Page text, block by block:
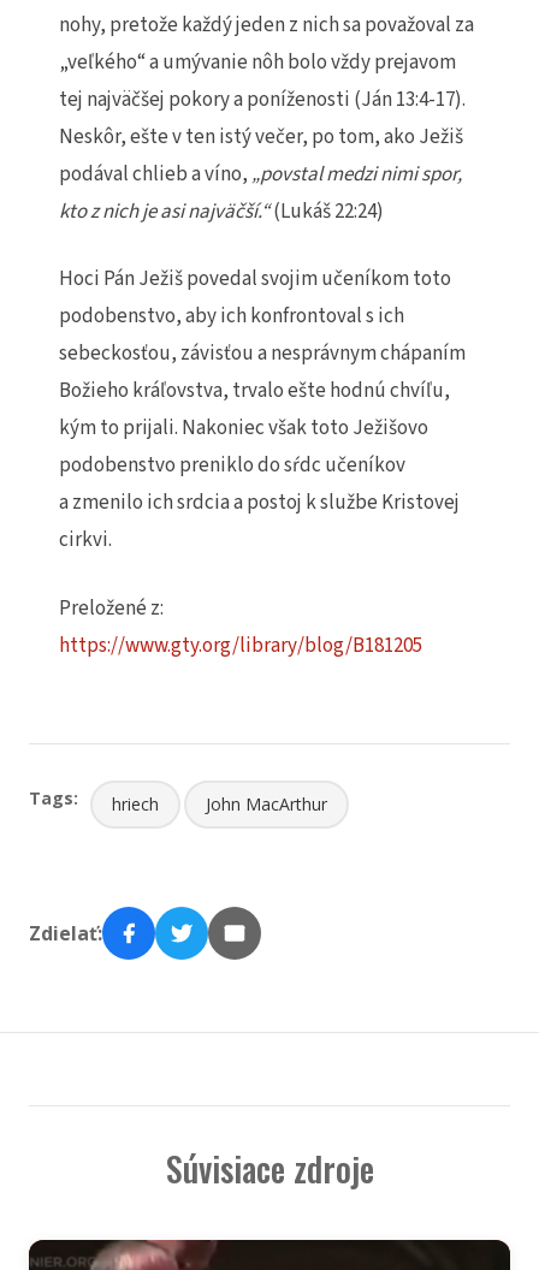
nohy, pretože každý jeden z nich sa považoval za
„veľkého“ a umývanie nôh bolo vždy prejavom
tej najväčšej pokory a poníženosti (Ján 13:4-17).
Neskôr, ešte v ten istý večer, po tom, ako Ježiš
podával chlieb a víno, „povstal medzi nimi spor,
kto z nich je asi najväčší.“(Lukáš 22:24)
Hoci Pán Ježiš povedal svojim učeníkom toto
podobenstvo, aby ich konfrontoval s ich
sebeckosťou, závisťou a nesprávnym chápaním
Božieho kráľovstva, trvalo ešte hodnú chvíľu,
kým to prijali. Nakoniec však toto Ježišovo
podobenstvo preniklo do sŕdc učeníkov
a zmenilo ich srdcia a postoj k službe Kristovej
cirkvi.
Preložené z:
https://www.gty.org/library/blog/B181205
Tags: hriech John MacArthur
Zdielať:
Súvisiace zdroje